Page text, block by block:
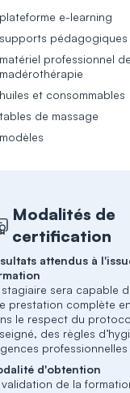
plateforme e-learning
supports pédagogiques
matériel professionnel
madérothérapie
huiles et consommables
tables de massage
modèles
Modalités de
certification
attendus à
stagiaire sera capable
prestation complète
le respect du
des règles
d'obtention
validation de la